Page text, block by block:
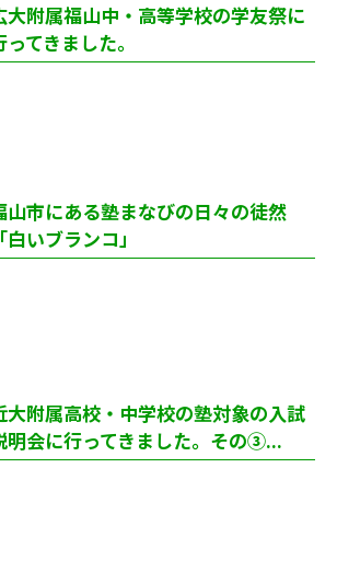
大附属福山中・高等学校の学友祭に
ってきました。
山市にある塾まなびの日々の徒然
「白いブランコ」
大附属高校・中学校の塾対象の入試
明会に行ってきました。その③...